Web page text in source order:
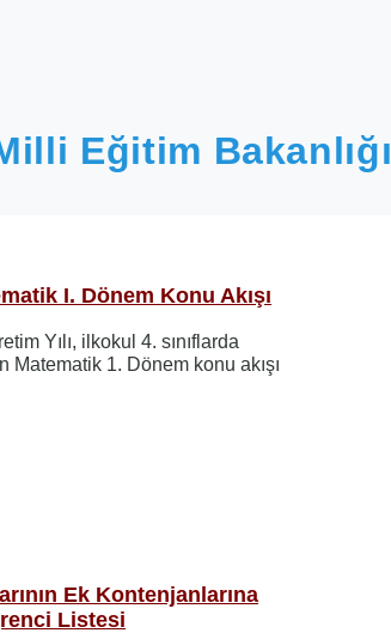
Eğitim Bakanlığı
I. Dönem Konu Akışı
Yılı, ilkokul 4. sınıflarda
Matematik 1. Dönem konu akışı
Ek Kontenjanlarına
Listesi